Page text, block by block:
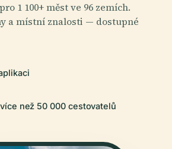
1 100+ měst ve 96 zemích.
a místní znalosti — dostupné
než 50 000 cestovatelů